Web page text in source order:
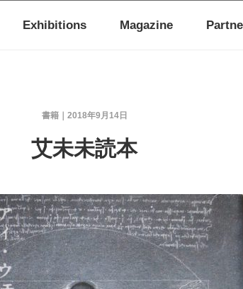
Exhibitions Magazine
2018年9月14日
書籍
艾未未読本